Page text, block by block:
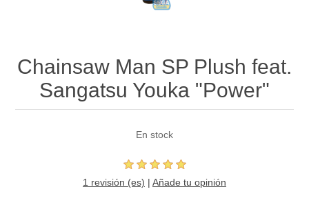
Chainsaw Man SP Plush feat.
Sangatsu Youka "Power"
En stock
1 revisión (es) | Añade tu opinión